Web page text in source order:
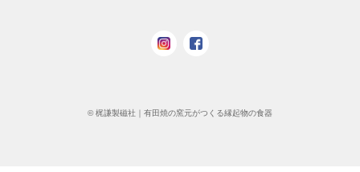
© 梶謙製磁社｜有田焼の窯元がつくる縁起物の食器